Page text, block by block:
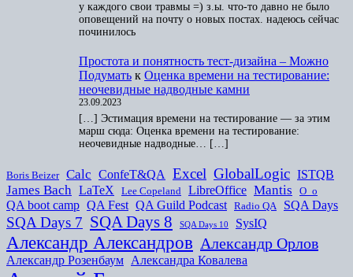
у каждого свои травмы =) з.ы. что-то давно не было
оповещений на почту о новых постах. надеюсь сейчас
починилось
Простота и понятность тест-дизайна – Можно
Подумать к Оценка времени на тестирование:
неочевидные надводные камни
23.09.2023
[…] Эстимация времени на тестирование — за этим
марш сюда: Оценка времени на тестирование:
неочевидные надводные… […]
Boris Beizer Calc ConfeT&QA Excel GlobalLogic ISTQB
James Bach LaTeX Lee Copeland LibreOffice Mantis O_o
QA boot camp QA Fest QA Guild Podcast Radio QA SQA Days
SQA Days 7 SQA Days 8 SQA Days 10 SysIQ
Александр Александров Александр Орлов
Александр Розенбаум Александра Ковалева